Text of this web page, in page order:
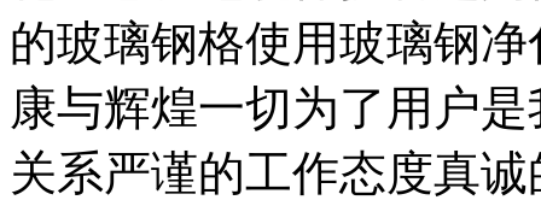
的玻璃钢格使用玻璃钢
康与辉煌一切为了用户
关系严谨的工作态度真